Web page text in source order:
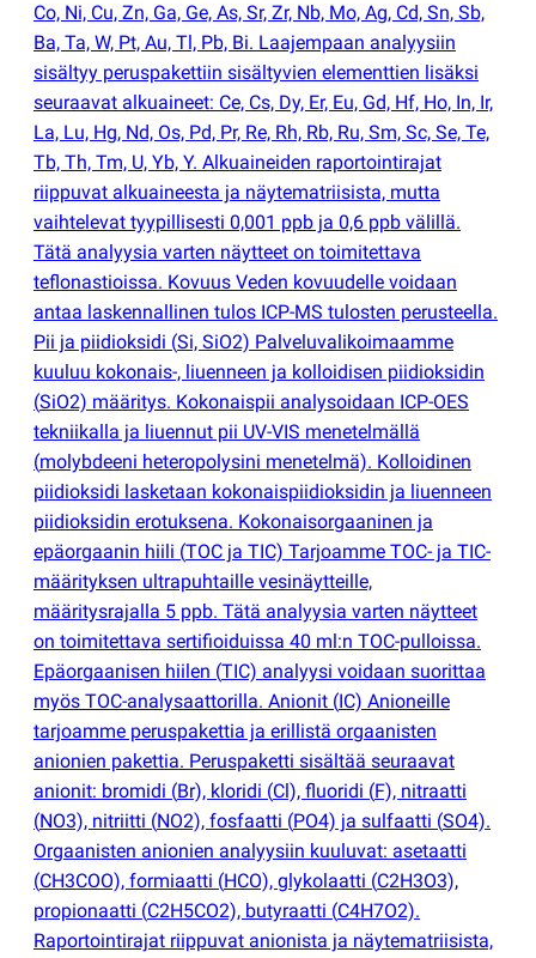
Co, Ni, Cu, Zn, Ga, Ge, As, Sr, Zr, Nb, Mo, Ag, Cd, Sn, Sb,
Ba, Ta, W, Pt, Au, Tl, Pb, Bi. Laajempaan analyysiin
sisältyy peruspakettiin sisältyvien elementtien lisäksi
seuraavat alkuaineet: Ce, Cs, Dy, Er, Eu, Gd, Hf, Ho, In, Ir,
La, Lu, Hg, Nd, Os, Pd, Pr, Re, Rh, Rb, Ru, Sm, Sc, Se, Te,
Tb, Th, Tm, U, Yb, Y. Alkuaineiden raportointirajat
riippuvat alkuaineesta ja näytematriisista, mutta
vaihtelevat tyypillisesti 0,001 ppb ja 0,6 ppb välillä.
Tätä analyysia varten näytteet on toimitettava
teflonastioissa. Kovuus Veden kovuudelle voidaan
antaa laskennallinen tulos ICP-MS tulosten perusteella.
Pii ja piidioksidi (Si, SiO2) Palveluvalikoimaamme
kuuluu kokonais-, liuenneen ja kolloidisen piidioksidin
(SiO2) määritys. Kokonaispii analysoidaan ICP-OES
tekniikalla ja liuennut pii UV-VIS menetelmällä
(molybdeeni heteropolysini menetelmä). Kolloidinen
piidioksidi lasketaan kokonaispiidioksidin ja liuenneen
piidioksidin erotuksena. Kokonaisorgaaninen ja
epäorgaanin hiili (TOC ja TIC) Tarjoamme TOC- ja TIC-
määrityksen ultrapuhtaille vesinäytteille,
määritysrajalla 5 ppb. Tätä analyysia varten näytteet
on toimitettava sertifioiduissa 40 ml:n TOC-pulloissa.
Epäorgaanisen hiilen (TIC) analyysi voidaan suorittaa
myös TOC-analysaattorilla. Anionit (IC) Anioneille
tarjoamme peruspakettia ja erillistä orgaanisten
anionien pakettia. Peruspaketti sisältää seuraavat
anionit: bromidi (Br), kloridi (Cl), fluoridi (F), nitraatti
(NO3), nitriitti (NO2), fosfaatti (PO4) ja sulfaatti (SO4).
Orgaanisten anionien analyysiin kuuluvat: asetaatti
(CH3COO), formiaatti (HCO), glykolaatti (C2H3O3),
propionaatti (C2H5CO2), butyraatti (C4H7O2).
Raportointirajat riippuvat anionista ja näytematriisista,